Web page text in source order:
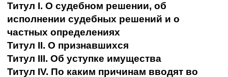
Титул I. О судебном решении, об
исполнении судебных решений и о
частных определениях
Титул II. О признавшихся
Титул III. Об уступке имущества
Титул IV. По каким причинам вводят во